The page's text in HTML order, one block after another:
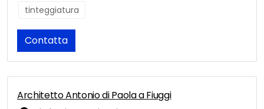
tinteggiatura
Contatta
Architetto Antonio di Paola a Fiuggi